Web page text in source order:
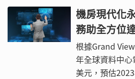
理人員與開發
和測試環境。
機房現代化
務助全方位
根據Grand
年全球資料中
美元，預估